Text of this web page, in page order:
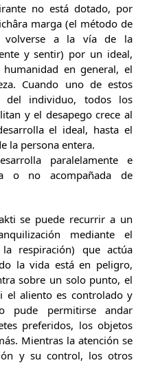
no está dotado, por
marga (el método de
volverse a la vía de la
y sentir) por un ideal,
en general, el
Cuando uno de estos
del individuo, todos los
y el desapego crece al
el ideal, hasta el
la persona entera.
paralelamente e
o no acompañada de
se puede recurrir a un
mediante el
respiración) que actúa
la vida está en peligro,
sobre un solo punto, el
el aliento es controlado y
pude permitirse andar
preferidos, los objetos
Mientras la atención se
y su control, los otros